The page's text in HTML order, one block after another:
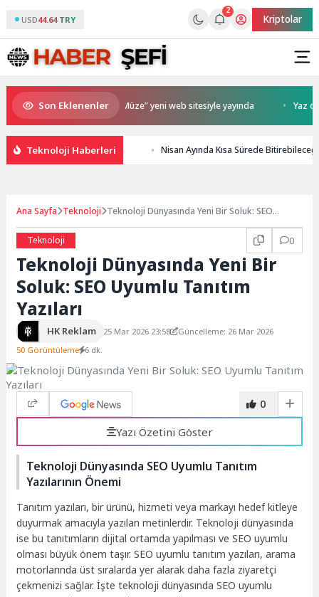
USD44.64 TRY
2
Kriptolar
Son Eklenenler
Oldu “Kocaeli Müze” yeni web sitesiyle yayında Yaz
Teknoloji Haberleri Nisan Ayında Kısa Sürede
Ana Sayfa Teknoloji Teknoloji Dünyasında Yeni Bir Soluk: SEO
Teknoloji
0
Teknoloji Dünyasında Yeni Bir
Soluk: SEO Uyumlu Tanıtım
Yazıları
HK Reklam 25 Mar 2026 23:58
Güncelleme: 26 Mar 2026
50 Görüntüleme 6 dk.
0
Yazı Özetini Göster
Teknoloji Dünyasında SEO Uyumlu Tanıtım
Yazılarının Önemi
Tanıtım yazıları, bir ürünü, hizmeti veya markayı hedef kitleye
duyurmak amacıyla yazılan metinlerdir. Teknoloji dünyasında
ise bu tanıtımların dijital ortamda yapılması ve SEO uyumlu
olması büyük önem taşır. SEO uyumlu tanıtım yazıları, arama
motorlarında üst sıralarda yer alarak daha fazla ziyaretçi
çekmenizi sağlar. İşte teknoloji dünyasında SEO uyumlu